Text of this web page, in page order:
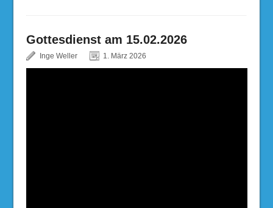
Gottesdienst am 15.02.2026
Inge Weller 1. März 2026